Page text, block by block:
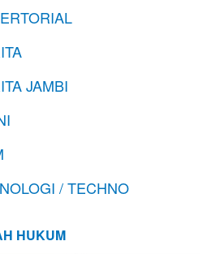
JAMBI
/ TECHNO
HUKUM